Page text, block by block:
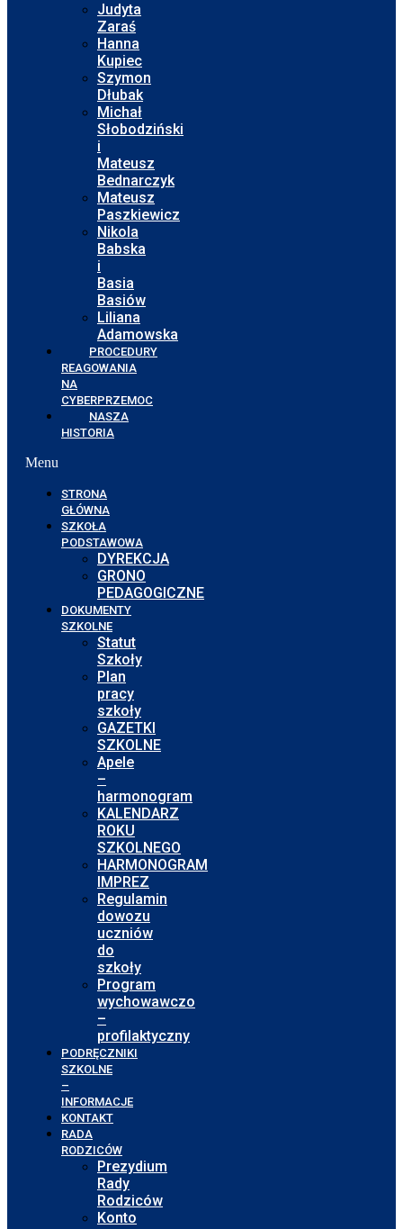
Judyta
Zaraś
Hanna
Kupiec
Szymon
Dłubak
Michał
Słobodziński
i
Mateusz
Bednarczyk
Mateusz
Paszkiewicz
Nikola
Babska
i
Basia
Basiów
Liliana
Adamowska
PROCEDURY
REAGOWANIA
NA
CYBERPRZEMOC
NASZA
HISTORIA
Menu
STRONA
GŁÓWNA
SZKOŁA
PODSTAWOWA
DYREKCJA
GRONO
PEDAGOGICZNE
DOKUMENTY
SZKOLNE
Statut
Szkoły
Plan
pracy
szkoły
GAZETKI
SZKOLNE
Apele
–
harmonogram
KALENDARZ
ROKU
SZKOLNEGO
HARMONOGRAM
IMPREZ
Regulamin
dowozu
uczniów
do
szkoły
Program
wychowawczo
–
profilaktyczny
PODRĘCZNIKI
SZKOLNE
–
INFORMACJE
KONTAKT
RADA
RODZICÓW
Prezydium
Rady
Rodziców
Konto